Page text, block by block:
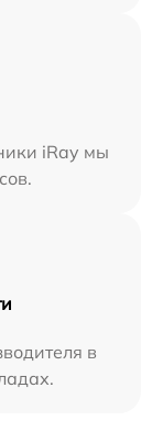
iRay мы
в